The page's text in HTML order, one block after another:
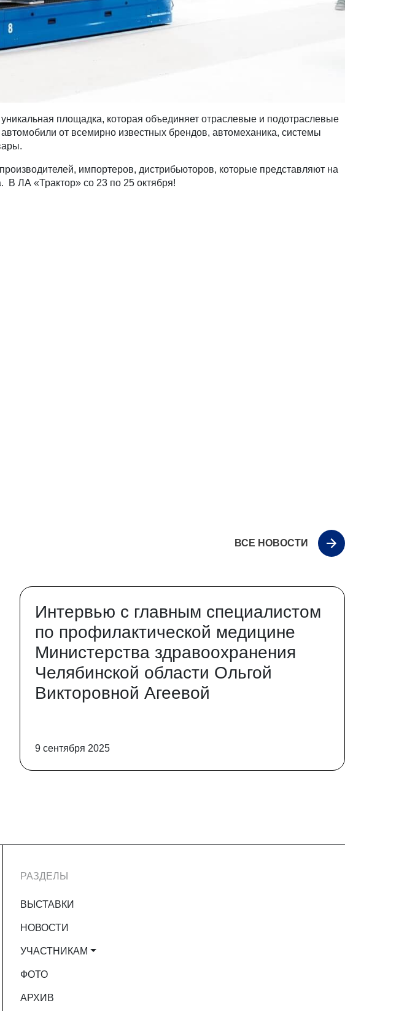
площадка, которая объединяет отраслевые и подотраслевые
от всемирно известных брендов, автомеханика, системы
импортеров, дистрибьюторов, которые представляют на
В ЛА «Трактор» со 23 по 25 октября!
ВСЕ НОВОСТИ
Интервью с главным специалистом
по профилактической медицине
Министерства здравоохранения
Челябинской области Ольгой
Викторовной Агеевой
9 сентября 2025
РАЗДЕЛЫ
ВЫСТАВКИ
НОВОСТИ
УЧАСТНИКАМ
ФОТО
АРХИВ